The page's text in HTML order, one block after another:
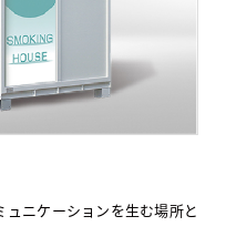
ニケーションを生む場所と